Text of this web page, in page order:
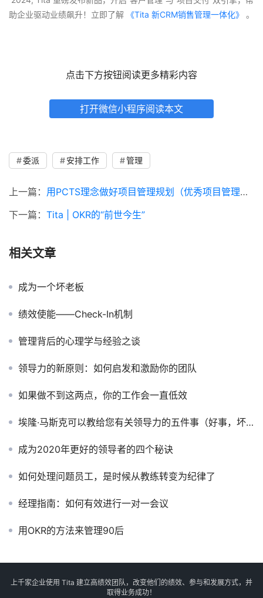
助企业驱动业绩飙升！立即了解 《Tita 新CRM销售管理一体化》 。
点击下方按钮阅读更多精彩内容
打开微信小程序阅读本文
委派 安排工作 管理
上一篇： 用PCTS理念做好项目管理规划（优秀项目管理者必知）
下一篇： Tita | OKR的“前世今生”
相关文章
成为一个坏老板
绩效使能——Check-In机制
管理背后的心理学与经验之谈
领导力的新原则：如何启发和激励你的团队
如果做不到这两点，你的工作会一直低效
埃隆·马斯克可以教给您有关领导力的五件事（好事，坏事）
成为2020年更好的领导者的四个秘诀
如何处理问题员工，是时候从教练转变为纪律了
经理指南：如何有效进行一对一会议
用OKR的方法来管理90后
上千家企业使用 Tita 建立高绩效团队，改变他们的绩效、参与和发展方式，并
取得业务成功！